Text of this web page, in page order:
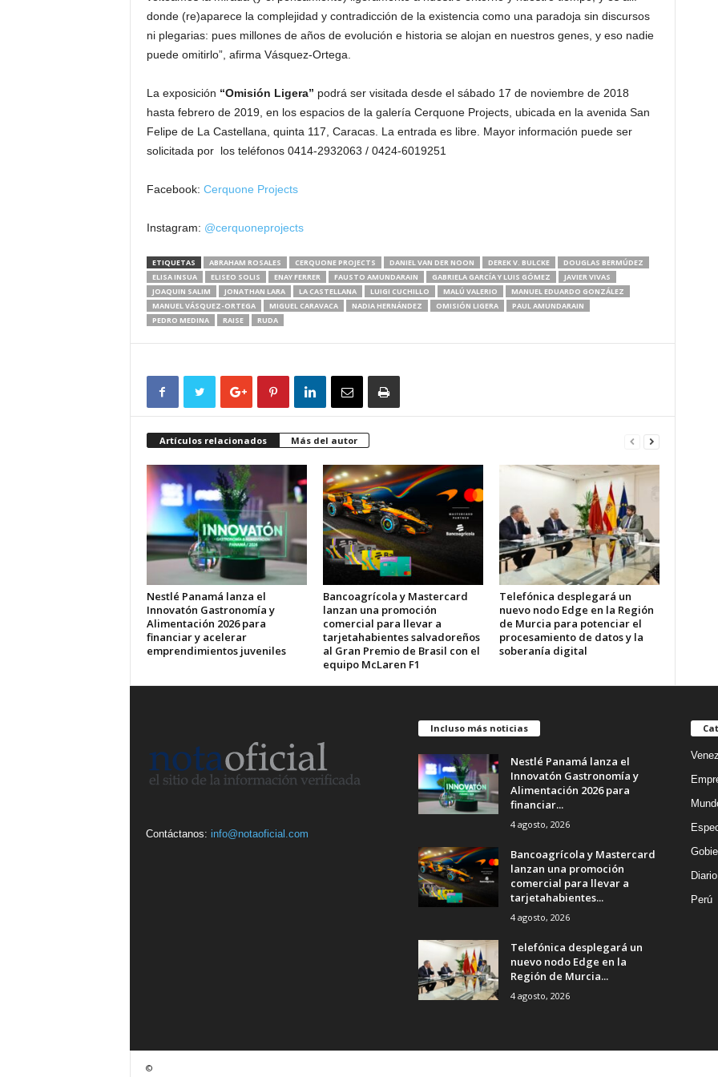
donde (re)aparece la complejidad y contradicción de la existencia como una paradoja sin discursos
ni plegarias: pues millones de años de evolución e historia se alojan en nuestros genes, y eso nadie
puede omitirlo”, afirma Vásquez-Ortega.
La exposición “Omisión Ligera” podrá ser visitada desde el sábado 17 de noviembre de 2018
hasta febrero de 2019, en los espacios de la galería Cerquone Projects, ubicada en la avenida San
Felipe de La Castellana, quinta 117, Caracas. La entrada es libre. Mayor información puede ser
solicitada por los teléfonos 0414-2932063 / 0424-6019251
Facebook: Cerquone Projects
Instagram: @cerquoneprojects
ETIQUETAS ABRAHAM ROSALES CERQUONE PROJECTS DANIEL VAN DER NOON DEREK V. BULCKE
DOUGLAS BERMÚDEZ
ELISA INSUA
ELISEO SOLIS ENAY FERRER FAUSTO AMUNDARAIN GABRIELA GARCÍA Y LUIS GÓMEZ
JAVIER VIVAS
JOAQUIN SALIM
JONATHAN LARA LA CASTELLANA LUIGI CUCHILLO MALÚ VALERIO
MANUEL EDUARDO GONZÁLEZ
MANUEL VÁSQUEZ-ORTEGA
MIGUEL CARAVACA NADIA HERNÁNDEZ OMISIÓN LIGERA
PAUL AMUNDARAIN
PEDRO MEDINA
RAISE RUDA
Artículos relacionados Más del autor
Nestlé Panamá lanza el
Innovatón Gastronomía y
Alimentación 2026 para
financiar y acelerar
emprendimientos juveniles
Bancoagrícola y Mastercard
lanzan una promoción
comercial para llevar a
tarjetahabientes salvadoreños
al Gran Premio de Brasil con el
equipo McLaren F1
Telefónica desplegará un
nuevo nodo Edge en la Región
de Murcia para potenciar el
procesamiento de datos y la
soberanía digital
Contáctanos: info@notaoficial.com
Incluso más noticias
Nestlé Panamá lanza el
Innovatón Gastronomía y
Alimentación 2026 para
financiar...
4 agosto, 2026
Bancoagrícola y Mastercard
lanzan una promoción
comercial para llevar a
tarjetahabientes...
4 agosto, 2026
Telefónica desplegará un
nuevo nodo Edge en la
Región de Murcia...
4 agosto, 2026
Perú
©